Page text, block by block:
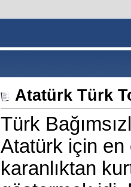
Atatürk Türk
Türk
Atatürk için en
karanlıktan